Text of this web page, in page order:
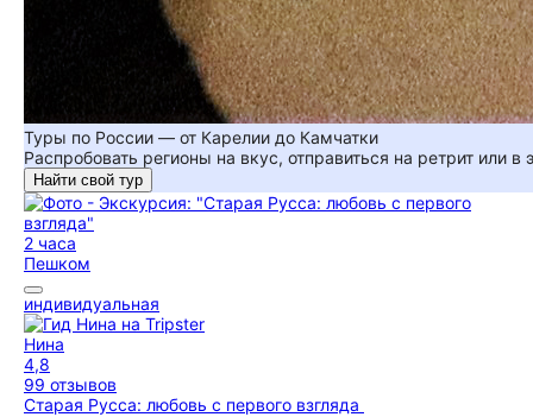
Туры по России — от Карелии до Камчатки
Распробовать регионы на вкус, отправиться на ретрит или в
Найти свой тур
2 часа
Пешком
индивидуальная
Нина
4,8
99 отзывов
Старая Русса: любовь с первого взгляда